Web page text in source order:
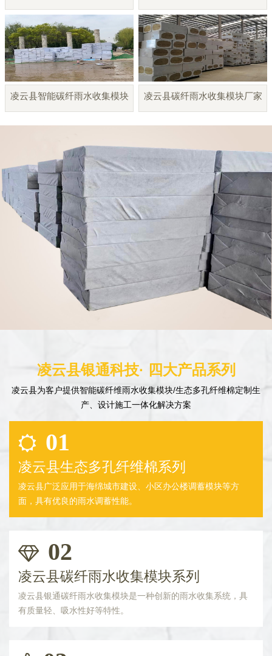
凌云县智能碳纤雨水收集模块 凌云县碳纤雨水收集模块厂家
凌云县银通科技· 四大产品系列
凌云县为客户提供智能碳纤维雨水收集模块/生态多孔纤维棉定制生
产、设计施工一体化解决方案
01
凌云县生态多孔纤维棉系列
凌云县广泛应用于海绵城市建设、小区办公楼调蓄模块等方
面，具有优良的雨水调蓄性能。
02
凌云县碳纤雨水收集模块系列
凌云县银通碳纤雨水收集模块是一种创新的雨水收集系统，具
有质量轻、吸水性好等特性。